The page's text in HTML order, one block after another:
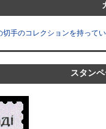
切手のコレクションを持って
スタン